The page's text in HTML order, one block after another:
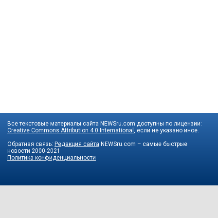
Все текстовые материалы сайта NEWSru.com доступны по лицензии:
Creative Commons Attribution 4.0 International
, если не указано иное.
Обратная связь: Редакция сайта NEWSru.com – самые быстрые
новости 2000-2021
Политика конфиденциальности